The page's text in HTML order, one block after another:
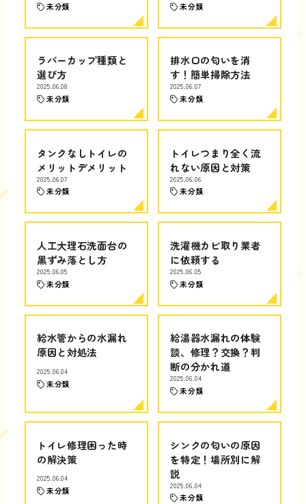
未分類 未分類
ラバーカップ種類と
選び方
2025.06.08
未分類
排水口の匂いを消
す！簡単掃除方法
2025.06.07
未分類
タンクなしトイレの
メリットデメリット
2025.06.07
未分類
トイレつまり全く流
れない原因と対策
2025.06.06
未分類
人工大理石洗面台の
黒ずみ落とし方
2025.06.05
未分類
洗濯機カビ取り業者
に依頼する
2025.06.05
未分類
給水管からの水漏れ
原因と対処法
2025.06.04
未分類
給湯器水漏れの体験
談、修理？交換？判
断の分かれ道
2025.06.04
未分類
トイレ修理困った時
の解決策
2025.06.04
未分類
シンクの匂いの原因
を特定！場所別に解
説
2025.06.04
未分類